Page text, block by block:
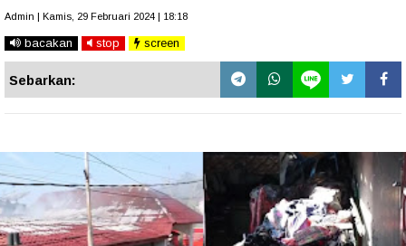
Admin | Kamis, 29 Februari 2024 | 18:18
bacakan stop screen
Sebarkan: